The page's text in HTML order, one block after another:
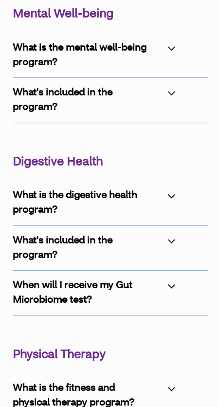
Mental Well-being
What is the mental well-being
program?
What's included in the
program?
Digestive Health
What is the digestive health
program?
What's included in the
program?
When will I receive my Gut
Microbiome test?
Physical Therapy
What is the fitness and
physical therapy program?